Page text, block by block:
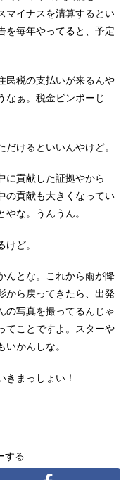
マイナスを清算するとい
を毎年やってると、予定
民税の支払いが来るんや
なぁ。税金ビンボーじ
けるといいんやけど。
に貢献した証拠やから
の貢献も大きくなってい
な。うんうん。
ど。
んとな。これから雨が降
から戻ってきたら、出発
の写真を撮ってるんじゃ
てことですよ。スターや
かんしな。
きまっしょい！
する